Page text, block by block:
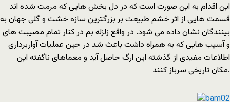
این اقدام به این صورت است که در دل بخش هایی که مرمت شده اند
قسمت هایی از اثر خشم طبیعت بر بزرگترین سازه خشت و گلی جهان به
بینندگان نشان داده می شود. در واقع زلزله بم در کنار تمام مصیبت های
و آسیب هایی که به همراه داشت باعث شد در حین عملیات آواربرداری
اطلاعات مفیدی از گذشته این ارگ حاصل آید و معماهای ناگفته این
مکان تاریخی سرباز کنند.